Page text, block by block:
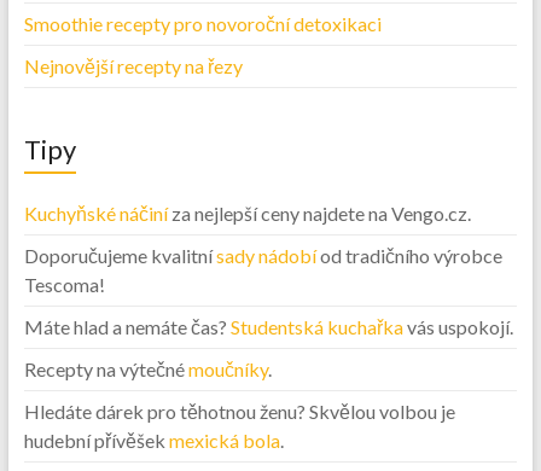
Smoothie recepty pro novoroční detoxikaci
Nejnovější recepty na řezy
Tipy
Kuchyňské náčiníza nejlepší ceny najdete na Vengo.cz.
Doporučujeme kvalitnísady nádobíod tradičního výrobce
Tescoma!
Máte hlad a nemáte čas? Studentská kuchařkavás uspokojí.
Recepty na výtečnémoučníky.
Hledáte dárek pro těhotnou ženu? Skvělou volbou je
hudební přívěšek mexická bola.